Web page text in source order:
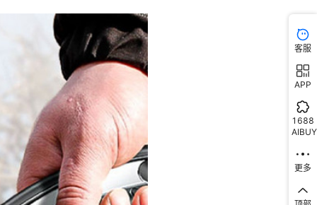
客服
APP
1688
AIBUY
更多